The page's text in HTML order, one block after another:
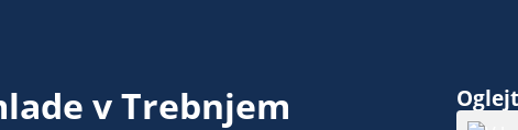
v Trebnjem